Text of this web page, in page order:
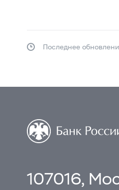
Последнее
107016,